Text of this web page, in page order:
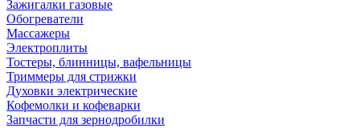
Зажигалки газовые
Обогреватели
Массажеры
Электроплиты
Тостеры, блинницы, вафельницы
Триммеры для стрижки
Духовки электрические
Кофемолки и кофеварки
Запчасти для зернодробилки